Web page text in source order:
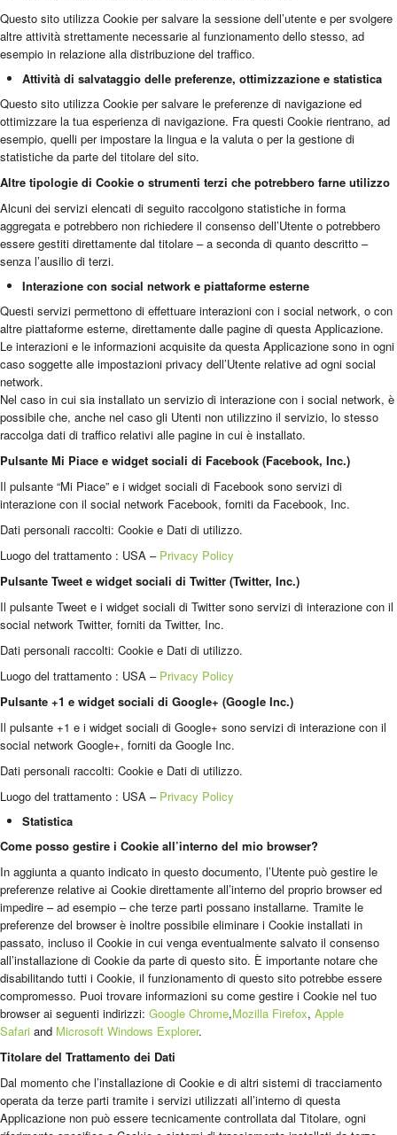
Questo sito utilizza Cookie per salvare la sessione dell’utente e per svolgere
altre attività strettamente necessarie al funzionamento dello stesso, ad
esempio in relazione alla distribuzione del traffico.
Attività di salvataggio delle preferenze, ottimizzazione e statistica
Questo sito utilizza Cookie per salvare le preferenze di navigazione ed
ottimizzare la tua esperienza di navigazione. Fra questi Cookie rientrano, ad
esempio, quelli per impostare la lingua e la valuta o per la gestione di
statistiche da parte del titolare del sito.
Altre tipologie di Cookie o strumenti terzi che potrebbero farne utilizzo
Alcuni dei servizi elencati di seguito raccolgono statistiche in forma
aggregata e potrebbero non richiedere il consenso dell’Utente o potrebbero
essere gestiti direttamente dal titolare – a seconda di quanto descritto –
senza l’ausilio di terzi.
Interazione con social network e piattaforme esterne
Questi servizi permettono di effettuare interazioni con i social network, o con
altre piattaforme esterne, direttamente dalle pagine di questa Applicazione.
Le interazioni e le informazioni acquisite da questa Applicazione sono in ogni
caso soggette alle impostazioni privacy dell’Utente relative ad ogni social
network.
Nel caso in cui sia installato un servizio di interazione con i social network, è
possibile che, anche nel caso gli Utenti non utilizzino il servizio, lo stesso
raccolga dati di traffico relativi alle pagine in cui è installato.
Pulsante Mi Piace e widget sociali di Facebook (Facebook, Inc.)
Il pulsante “Mi Piace” e i widget sociali di Facebook sono servizi di
interazione con il social network Facebook, forniti da Facebook, Inc.
Dati personali raccolti: Cookie e Dati di utilizzo.
Luogo del trattamento : USA – Privacy Policy
Pulsante Tweet e widget sociali di Twitter (Twitter, Inc.)
Il pulsante Tweet e i widget sociali di Twitter sono servizi di interazione con il
social network Twitter, forniti da Twitter, Inc.
Dati personali raccolti: Cookie e Dati di utilizzo.
Luogo del trattamento : USA – Privacy Policy
Pulsante +1 e widget sociali di Google+ (Google Inc.)
Il pulsante +1 e i widget sociali di Google+ sono servizi di interazione con il
social network Google+, forniti da Google Inc.
Dati personali raccolti: Cookie e Dati di utilizzo.
Luogo del trattamento : USA – Privacy Policy
Statistica
Come posso gestire i Cookie all’interno del mio browser?
In aggiunta a quanto indicato in questo documento, l’Utente può gestire le
preferenze relative ai Cookie direttamente all’interno del proprio browser ed
impedire – ad esempio – che terze parti possano installarne. Tramite le
preferenze del browser è inoltre possibile eliminare i Cookie installati in
passato, incluso il Cookie in cui venga eventualmente salvato il consenso
all’installazione di Cookie da parte di questo sito. È importante notare che
disabilitando tutti i Cookie, il funzionamento di questo sito potrebbe essere
compromesso. Puoi trovare informazioni su come gestire i Cookie nel tuo
browser ai seguenti indirizzi: Google Chrome,Mozilla Firefox, Apple
Safari and Microsoft Windows Explorer.
Titolare del Trattamento dei Dati
Dal momento che l’installazione di Cookie e di altri sistemi di tracciamento
operata da terze parti tramite i servizi utilizzati all’interno di questa
Applicazione non può essere tecnicamente controllata dal Titolare, ogni